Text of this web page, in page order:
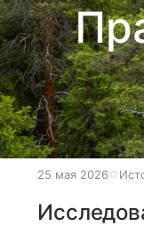
25 мая 2026